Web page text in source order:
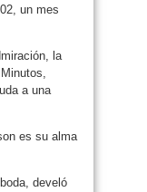
un mes
la
a una
es su alma
develó